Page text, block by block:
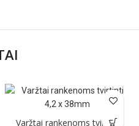
Varžtai rankenoms tvirtinti